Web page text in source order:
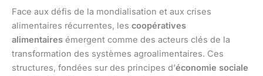
Face aux défis de la mondialisation et aux crises
alimentaires récurrentes, les coopératives
alimentaires émergent comme des acteurs clés de la
transformation des systèmes agroalimentaires. Ces
structures, fondées sur des principes d’économie sociale